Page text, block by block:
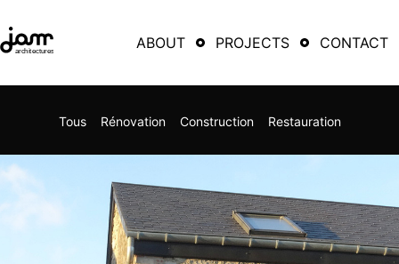
ABOUT PROJECTS CONTACT
Tous Rénovation Construction Restauration